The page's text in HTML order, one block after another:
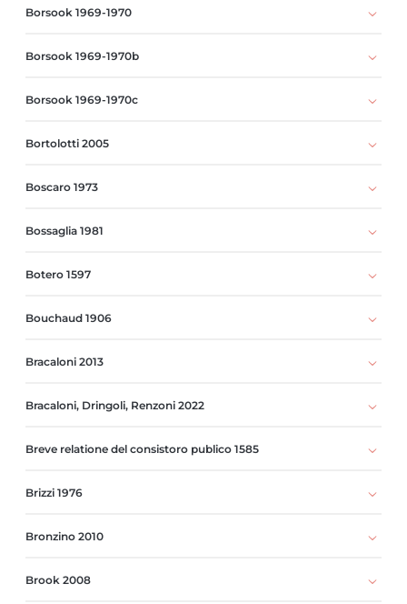
Borsook 1969-1970
Borsook 1969-1970b
Borsook 1969-1970c
Bortolotti 2005
Boscaro 1973
Bossaglia 1981
Botero 1597
Bouchaud 1906
Bracaloni 2013
Bracaloni, Dringoli, Renzoni 2022
Breve relatione del consistoro publico 1585
Brizzi 1976
Bronzino 2010
Brook 2008